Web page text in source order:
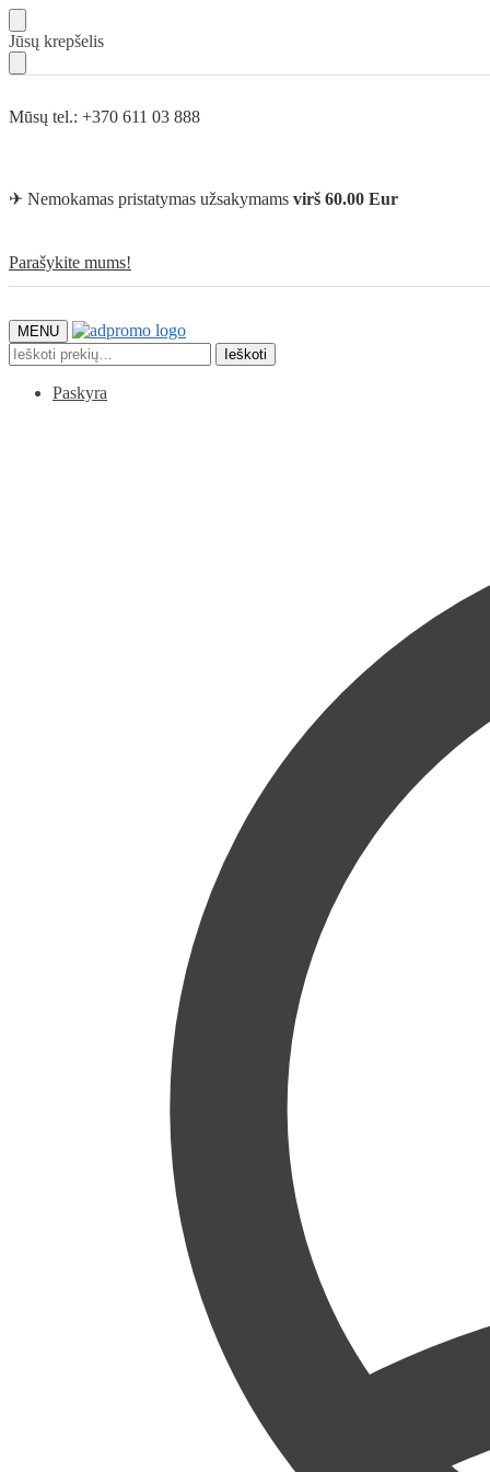
Skip
to
navigation
Skip
to
content
Jūsų krepšelis
Mūsų tel.: +370 611 03 888
✈ Nemokamas pristatymas užsakymams virš 60.00 Eur
Parašykite mums!
MENU
Ieškoti: Ieškoti
Paskyra